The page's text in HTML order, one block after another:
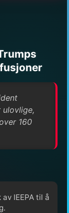
ulovlige,
160
IEEPA til å